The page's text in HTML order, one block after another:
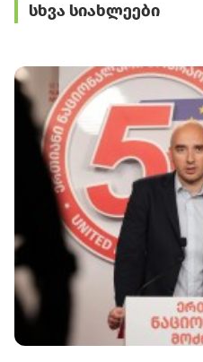
გადადის
ეტაპზე
სხვა სიახლეები